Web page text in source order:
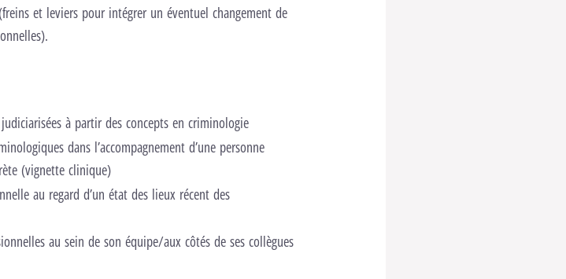
et leviers pour intégrer un éventuel changement de
à partir des concepts en criminologie
dans l’accompagnement d’une personne
(vignette clinique)
au regard d’un état des lieux récent des
au sein de son équipe/aux côtés de ses collègues